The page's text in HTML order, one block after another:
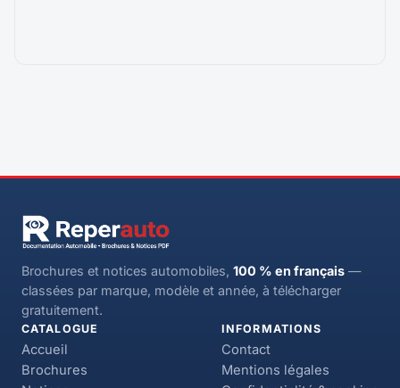
Brochures et notices automobiles, 100 % en français —
classées par marque, modèle et année, à télécharger
gratuitement.
CATALOGUE
Accueil
Brochures
INFORMATIONS
Contact
Mentions légales